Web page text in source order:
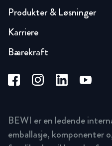
Produkter & Løsninger
Karriere
Bærekraft
BEWI er en ledende
emballasje, komponenter